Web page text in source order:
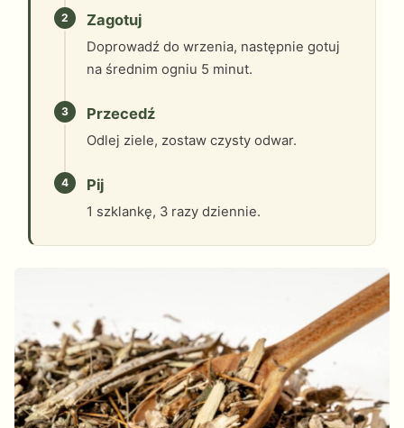
2 Zagotuj
Doprowadź do wrzenia, następnie gotuj
na średnim ogniu 5 minut.
3 Przecedź
Odlej ziele, zostaw czysty odwar.
4 Pij
1 szklankę, 3 razy dziennie.